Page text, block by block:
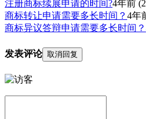
注册商标续展申请的时间?4年前
商标转让申请需要多长时间？ 4年
商标异议答辩申请需要多长时间？
发表评论 取消回复